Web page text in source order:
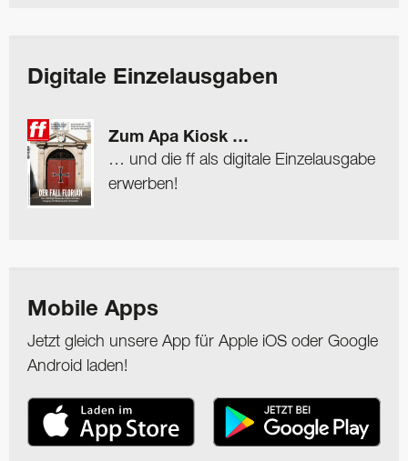
Digitale Einzelausgaben
Zum Apa Kiosk …
… und die ff als digitale Einzelausgabe
erwerben!
Mobile Apps
Jetzt gleich unsere App für Apple iOS oder Google
Android laden!